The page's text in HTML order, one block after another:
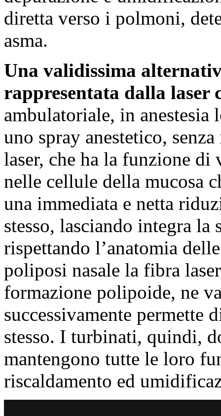
diretta verso i polmoni,
asma.
Una validissima
rappresentata dalla laser
ambulatoriale, in
uno spray anestetico,
laser, che ha la funzione di
nelle cellule della mucosa
una immediata e netta
stesso, lasciando integra la
rispettando l’anatomia
poliposi nasale la fibra
formazione polipoide, ne
successivamente permette
stesso. I turbinati, quindi,
mantengono tutte le loro
riscaldamento ed